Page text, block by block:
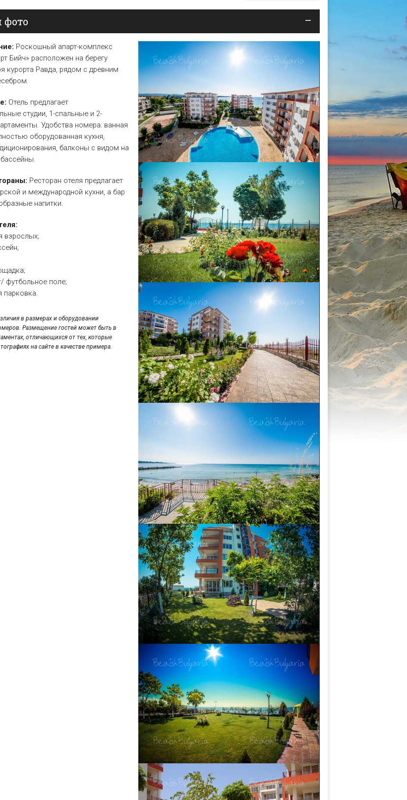
Отели в Варне
фото
Роскошный апарт-комплекс
Бийч» расположен на берегу
курорта Равда, рядом с древним
Отель предлагает
студии, 1-спальные и 2-
Удобства номера: ванная
оборудованная кухня,
балконы с видом на
Ресторан отеля предлагает
и международной кухни, а бар
напитки.
взрослых;
футбольное поле;
парковка.
в размерах и оборудовании
Размещение гостей может быть в
отличающихся от тех, которые
на сайте в качестве примера.